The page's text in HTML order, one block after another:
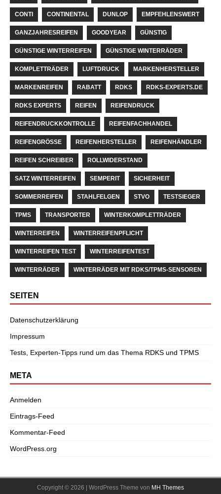
CONTI CONTINENTAL DUNLOP EMPFEHLENSWERT
GANZJAHRESREIFEN GOODYEAR GÜNSTIG
GÜNSTIGE WINTERREIFEN GÜNSTIGE WINTERRÄDER
KOMPLETTRÄDER LUFTDRUCK MARKENHERSTELLER
MARKENREIFEN RABATT RDKS RDKS-EXPERTS.DE
RDKS EXPERTS REIFEN REIFENDRUCK
REIFENDRUCKKONTROLLE REIFENFACHHANDEL
REIFENGRÖSSE REIFENHERSTELLER REIFENHÄNDLER
REIFEN SCHREIBER ROLLWIDERSTAND
SATZ WINTERREIFEN SEMPERIT SICHERHEIT
SOMMERREIFEN STAHLFELGEN STVO TESTSIEGER
TPMS TRANSPORTER WINTERKOMPLETTRÄDER
WINTERREIFEN WINTERREIFENPFLICHT
WINTERREIFEN TEST WINTERREIFENTEST
WINTERRÄDER WINTERRÄDER MIT RDKS/TPMS-SENSOREN
SEITEN
Datenschutzerklärung
Impressum
Tests, Experten-Tipps rund um das Thema RDKS und TPMS
META
Anmelden
Eintrags-Feed
Kommentar-Feed
WordPress.org
Copyright © 2026 | WordPress Theme von MH Themes